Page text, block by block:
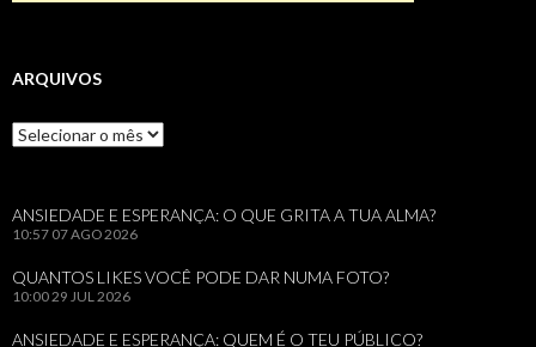
ARQUIVOS
Arquivos
ANSIEDADE E ESPERANÇA: O QUE GRITA A TUA ALMA?
10:57 07 AGO 2026
QUANTOS LIKES VOCÊ PODE DAR NUMA FOTO?
10:0029 JUL 2026
ANSIEDADE E ESPERANÇA: QUEM É O TEU PÚBLICO?